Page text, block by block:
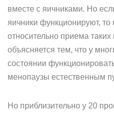
вместе с яичниками. Но
яичники функционируют, то
относительно приема
объясняется тем, что у
состоянии
менопаузы естественным
Но приблизительно у 20